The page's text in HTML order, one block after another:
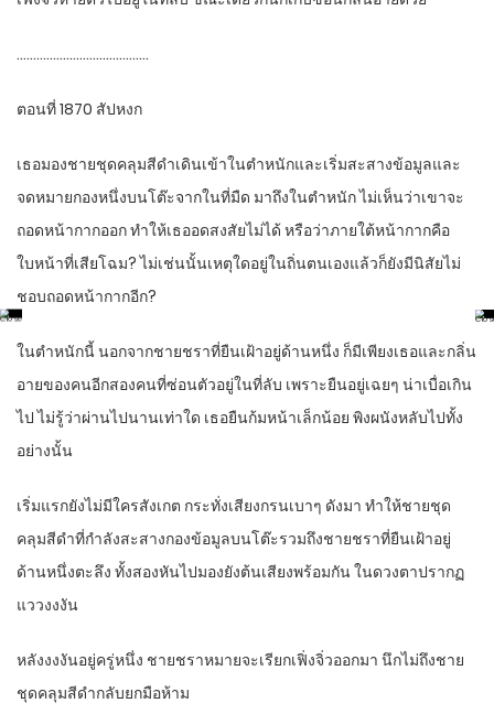
………………………………….
ตอนที่ 1870 สัปหงก
เธอมองชายชุดคลุมสีดำเดินเข้าในตำหนักและเริ่มสะสางข้อมูลและ
จดหมายกองหนึ่งบนโต๊ะจากในที่มืด มาถึงในตำหนัก ไม่เห็นว่าเขาจะ
ถอดหน้ากากออก ทำให้เธออดสงสัยไม่ได้ หรือว่าภายใต้หน้ากากคือ
ใบหน้าที่เสียโฉม? ไม่เช่นนั้นเหตุใดอยู่ในถิ่นตนเองแล้วก็ยังมีนิสัยไม่
ชอบถอดหน้ากากอีก?
ในตำหนักนี้ นอกจากชายชราที่ยืนเฝ้าอยู่ด้านหนึ่ง ก็มีเพียงเธอและกลิ่น
อายของคนอีกสองคนที่ซ่อนตัวอยู่ในที่ลับ เพราะยืนอยู่เฉยๆ น่าเบื่อเกิน
ไป ไม่รู้ว่าผ่านไปนานเท่าใด เธอยืนก้มหน้าเล็กน้อย พิงผนังหลับไปทั้ง
อย่างนั้น
เริ่มแรกยังไม่มีใครสังเกต กระทั่งเสียงกรนเบาๆ ดังมา ทำให้ชายชุด
คลุมสีดำที่กำลังสะสางกองข้อมูลบนโต๊ะรวมถึงชายชราที่ยืนเฝ้าอยู่
ด้านหนึ่งตะลึง ทั้งสองหันไปมองยังต้นเสียงพร้อมกัน ในดวงตาปรากฏ
แววงงงัน
หลังงงงันอยู่ครู่หนึ่ง ชายชราหมายจะเรียกเฟิ่งจิ่วออกมา นึกไม่ถึงชาย
ชุดคลุมสีดำกลับยกมือห้าม